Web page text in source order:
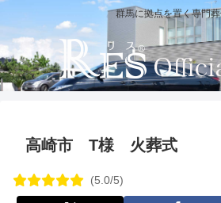
群馬に拠点を置く専門
高崎市 T様 火葬式
(5.0/5)